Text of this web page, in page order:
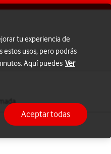
tu experiencia de
estos usos, pero podrás
Aquí puedes Ver
Aceptar todas